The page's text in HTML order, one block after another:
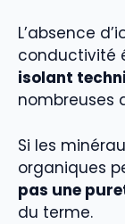
L’absence
conductivité
isolant
nombreuses
Si les
organiques
pas une
du terme.